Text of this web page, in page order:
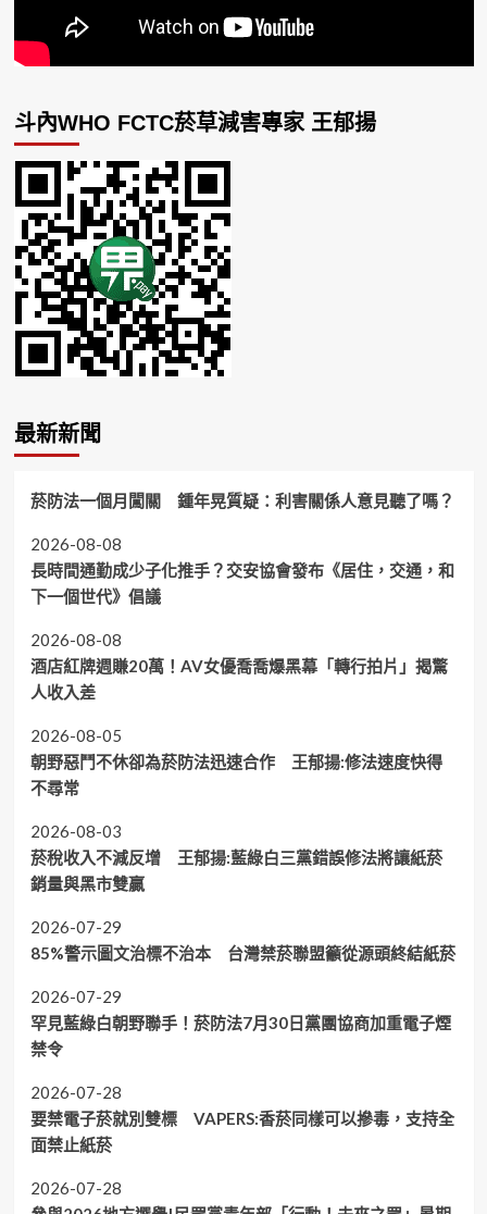
斗內WHO FCTC菸草減害專家 王郁揚
最新新聞
菸防法一個月闖關 鍾年晃質疑：利害關係人意見聽了嗎？
2026-08-08
長時間通勤成少子化推手？交安協會發布《居住，交通，和
下一個世代》倡議
2026-08-08
酒店紅牌週賺20萬！AV女優喬喬爆黑幕「轉行拍片」揭驚
人收入差
2026-08-05
朝野惡鬥不休卻為菸防法迅速合作 王郁揚:修法速度快得
不尋常
2026-08-03
菸稅收入不減反增 王郁揚:藍綠白三黨錯誤修法將讓紙菸
銷量與黑市雙贏
2026-07-29
85%警示圖文治標不治本 台灣禁菸聯盟籲從源頭終結紙菸
2026-07-29
罕見藍綠白朝野聯手！菸防法7月30日黨團協商加重電子煙
禁令
2026-07-28
要禁電子菸就別雙標 VAPERS:香菸同樣可以摻毒，支持全
面禁止紙菸
2026-07-28